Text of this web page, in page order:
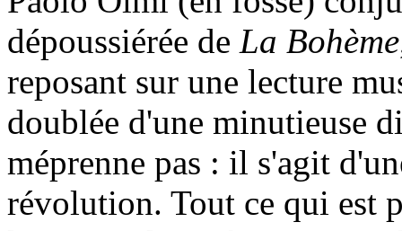
dépoussiérée de La Bohème
reposant sur une lecture
doublée d'une minutieuse
méprenne pas : il s'agit
révolution. Tout ce qui est